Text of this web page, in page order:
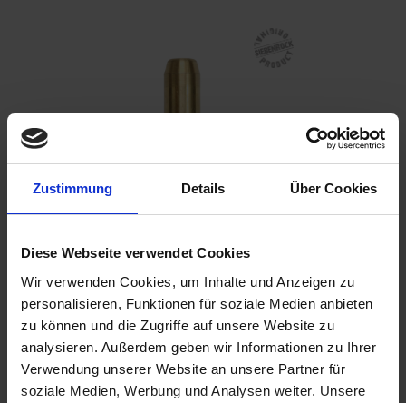
Zustimmung Details Über Cookies
Diese Webseite verwendet Cookies
Wir verwenden Cookies, um Inhalte und Anzeigen zu
personalisieren, Funktionen für soziale Medien anbieten
zu können und die Zugriffe auf unsere Website zu
analysieren. Außerdem geben wir Informationen zu Ihrer
Verwendung unserer Website an unsere Partner für
soziale Medien, Werbung und Analysen weiter. Unsere
14,85 €
Sofort versandfertig, Lieferzeit ca. 2-4 Werktage innerhalb
Deutschlands
In denWarenkorb
Merken Bewerten